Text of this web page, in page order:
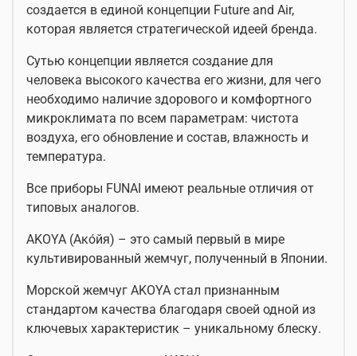
создается в единой концепции Future and Air,
которая является стратегической идеей бренда.
Сутью концепции является создание для
человека высокого качества его жизни, для чего
необходимо наличие здорового и комфортного
микроклимата по всем параметрам: чистота
воздуха, его обновление и состав, влажность и
температура.
Все приборы FUNAI имеют реальные отличия от
типовых аналогов.
AKOYA (Ако́йя) – это самый первый в мире
культивированный жемчуг, полученный в Японии.
Морской жемчуг AKOYA стал признанным
стандартом качества благодаря своей одной из
ключевых характеристик – уникальному блеску.